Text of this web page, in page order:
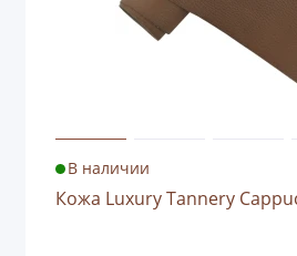
В наличии
Кожа Luxury Tannery